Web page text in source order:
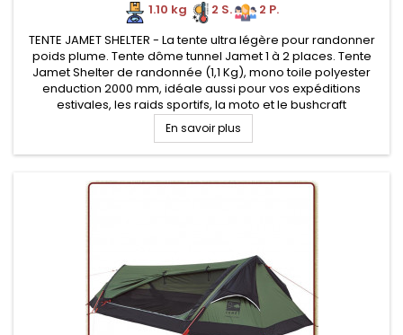
1.10 kg 2 S.
2 P.
TENTE JAMET SHELTER - La tente ultra légère pour randonner
poids plume. Tente dôme tunnel Jamet 1 à 2 places. Tente
Jamet Shelter de randonnée (1,1 Kg), mono toile polyester
enduction 2000 mm, idéale aussi pour vos expéditions
estivales, les raids sportifs, la moto et le bushcraft
En savoir plus